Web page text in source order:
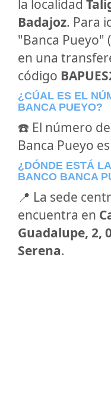
la localidad
Badajoz. Para
"Banca Pueyo"
en una
código
¿CÚAL ES EL
BANCA PUEYO?
☎️ El número
Banca Pueyo
¿DÓNDE ESTÁ
BANCO BANCA
📍 La sede
encuentra en
Guadalupe, 2,
Serena.